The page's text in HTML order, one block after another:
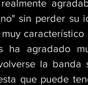
sin perder su
característico
ha agradado
la banda
que puede